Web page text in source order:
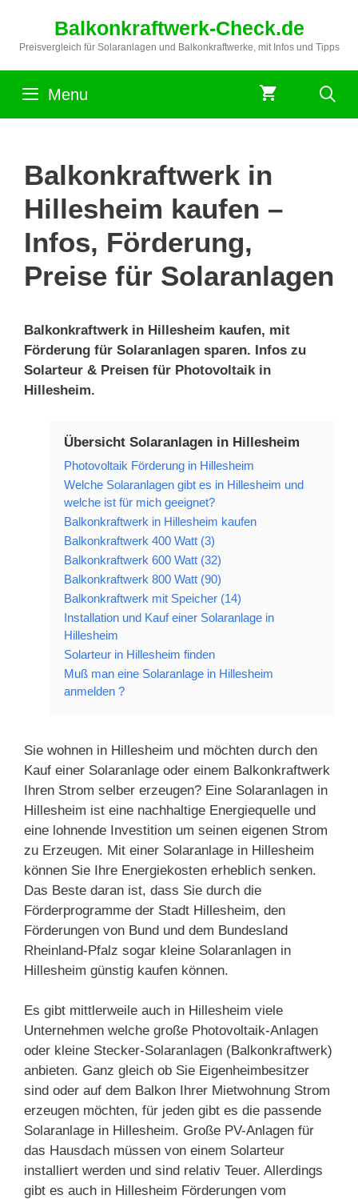
springen
Balkonkraftwerk-Check.de
Preisvergleich für Solaranlagen und Balkonkraftwerke, mit Infos und Tipps
Menu
Balkonkraftwerk in
Hillesheim kaufen –
Infos, Förderung,
Preise für Solaranlagen
Balkonkraftwerk in Hillesheim kaufen, mit
Förderung für Solaranlagen sparen. Infos zu
Solarteur & Preisen für Photovoltaik in
Hillesheim.
Übersicht Solaranlagen in Hillesheim
Photovoltaik Förderung in Hillesheim
Welche Solaranlagen gibt es in Hillesheim und
welche ist für mich geeignet?
Balkonkraftwerk in Hillesheim kaufen
Balkonkraftwerk 400 Watt (3)
Balkonkraftwerk 600 Watt (32)
Balkonkraftwerk 800 Watt (90)
Balkonkraftwerk mit Speicher (14)
Installation und Kauf einer Solaranlage in
Hillesheim
Solarteur in Hillesheim finden
Muß man eine Solaranlage in Hillesheim
anmelden ?
Sie wohnen in Hillesheim und möchten durch den
Kauf einer Solaranlage oder einem Balkonkraftwerk
Ihren Strom selber erzeugen? Eine Solaranlagen in
Hillesheim ist eine nachhaltige Energiequelle und
eine lohnende Investition um seinen eigenen Strom
zu Erzeugen. Mit einer Solaranlage in Hillesheim
können Sie Ihre Energiekosten erheblich senken.
Das Beste daran ist, dass Sie durch die
Förderprogramme der Stadt Hillesheim, den
Förderungen von Bund und dem Bundesland
Rheinland-Pfalz sogar kleine Solaranlagen in
Hillesheim günstig kaufen können.
Es gibt mittlerweile auch in Hillesheim viele
Unternehmen welche große Photovoltaik-Anlagen
oder kleine Stecker-Solaranlagen (Balkonkraftwerk)
anbieten. Ganz gleich ob Sie Eigenheimbesitzer
sind oder auf dem Balkon Ihrer Mietwohnung Strom
erzeugen möchten, für jeden gibt es die passende
Solaranlage in Hillesheim. Große PV-Anlagen für
das Hausdach müssen von einem Solarteur
installiert werden und sind relativ Teuer. Allerdings
gibt es auch in Hillesheim Förderungen vom